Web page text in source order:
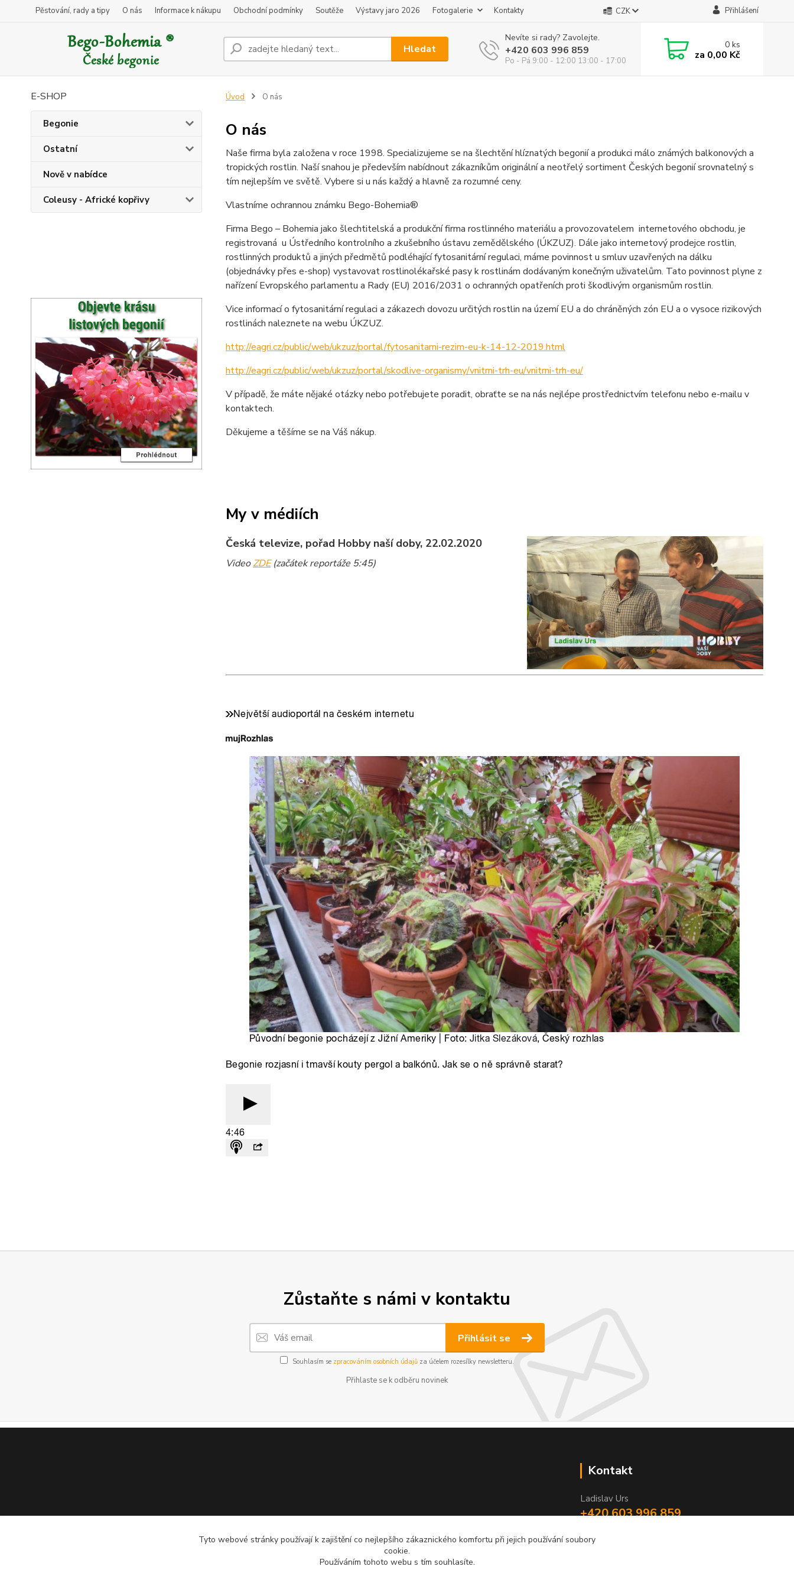
Pěstování, rady a tipy O nás Informace k nákupu Obchodní podmínky Soutěže Výstavy jaro 2026 Fotogalerie Kontakty CZK Přihlášení
Hledat
Nevíte si rady? Zavolejte.
+420 603 996 859
Po - Pá 9:00 - 12:00 13:00 - 17:00
0ks
za 0,00 Kč
E-SHOP
Begonie
Ostatní
Nově v nabídce
Coleusy - Africké kopřivy
Úvod O nás
O nás
Naše firma byla založena v roce 1998. Specializujeme se na šlechtění hlíznatých begonií a produkci málo známých balkonových a
tropických rostlin. Naší snahou je především nabídnout zákazníkům originální a neotřelý sortiment Českých begonií srovnatelný s
tím nejlepším ve světě. Vybere si u nás každý a hlavně za rozumné ceny.
Vlastníme ochrannou známku Bego-Bohemia®
Firma Bego – Bohemia jako šlechtitelská a produkční firma rostlinného materiálu a provozovatelem internetového obchodu, je
registrovaná u Ústředního kontrolního a zkušebního ústavu zemědělského (ÚKZUZ). Dále jako internetový prodejce rostlin,
rostlinných produktů a jiných předmětů podléhající fytosanitární regulaci, máme povinnost u smluv uzavřených na dálku
(objednávky přes e-shop) vystavovat rostlinolékařské pasy k rostlinám dodávaným konečným uživatelům. Tato povinnost plyne z
nařízení Evropského parlamentu a Rady (EU) 2016/2031 o ochranných opatřeních proti škodlivým organismům rostlin.
Vice informací o fytosanitární regulaci a zákazech dovozu určitých rostlin na území EU a do chráněných zón EU a o vysoce rizikových
rostlinách naleznete na webu ÚKZUZ.
http://eagri.cz/public/web/ukzuz/portal/fytosanitarni-rezim-eu-k-14-12-2019.html
http://eagri.cz/public/web/ukzuz/portal/skodlive-organismy/vnitrni-trh-eu/vnitrni-trh-eu/
V případě, že máte nějaké otázky nebo potřebujete poradit, obraťte se na nás nejlépe prostřednictvím telefonu nebo e-mailu v
kontaktech.
Děkujeme a těšíme se na Váš nákup.
My v médiích
Česká televize, pořad Hobby naší doby, 22.02.2020
VideoZDE(začátek reportáže 5:45)
Zůstaňte s námi v kontaktu
Přihlásit se
Souhlasím se zpracováním osobních údajů za účelem rozesílky newsletteru.
Přihlaste se k odběru novinek
Kontakt
Ladislav Urs
+420 603 996 859
Tyto webové stránky používají k zajištění co nejlepšího zákaznického komfortu při jejich používání soubory
cookie.
Používáním tohoto webu s tím souhlasíte.